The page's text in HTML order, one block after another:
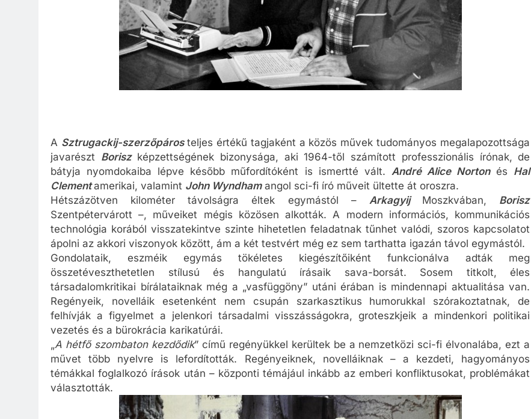
A Sztrugackij-szerzőpáros teljes értékű tagjaként a közös művek tudományos megalapozottsága
javarészt Boriszképzettségének bizonysága, aki 1964-től számított professzionális írónak, de
bátyja nyomdokaiba lépve később műfordítóként is ismertté vált. André Alice Nortonés Hal
Clementamerikai, valamint John Wyndhamangol sci-fi író műveit ültette át oroszra.
Hétszázötven kilométer távolságra éltek egymástól – Arkagyij Moszkvában, Borisz
Szentpétervárott –, műveiket mégis közösen alkották. A modern információs, kommunikációs
technológia korából visszatekintve szinte hihetetlen feladatnak tűnhet valódi, szoros kapcsolatot
ápolni az akkori viszonyok között, ám a két testvért még ez sem tarthatta igazán távol egymástól.
Gondolataik, eszméik egymás tökéletes kiegészítőiként funkcionálva adták meg
összetéveszthetetlen stílusú és hangulatú írásaik sava-borsát. Sosem titkolt, éles
társadalomkritikai bírálataiknak még a „vasfüggöny” utáni érában is mindennapi aktualitása van.
Regényeik, novelláik esetenként nem csupán szarkasztikus humorukkal szórakoztatnak, de
felhívják a figyelmet a jelenkori társadalmi visszásságokra, groteszkjeik a mindenkori politikai
vezetés és a bürokrácia karikatúrái.
„A hétfő szombaton kezdődik” című regényükkel kerültek be a nemzetközi sci-fi élvonalába, ezt a
művet több nyelvre is lefordították. Regényeiknek, novelláiknak – a kezdeti, hagyományos
témákkal foglalkozó írások után – központi témájául inkább az emberi konfliktusokat, problémákat
választották.